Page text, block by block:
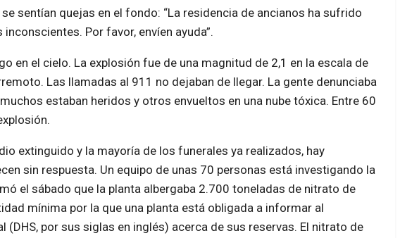
sentían quejas en el fondo: “La residencia de ancianos ha sufrido
Por favor, envíen ayuda”.
en el cielo. La explosión fue de una magnitud de 2,1 en la escala de
Las llamadas al 911 no dejaban de llegar. La gente denunciaba
estaban heridos y otros envueltos en una nube tóxica. Entre 60
extinguido y la mayoría de los funerales ya realizados, hay
sin respuesta. Un equipo de unas 70 personas está investigando la
el sábado que la planta albergaba 2.700 toneladas de nitrato de
mínima por la que una planta está obligada a informar al
(DHS, por sus siglas en inglés) acerca de sus reservas. El nitrato de